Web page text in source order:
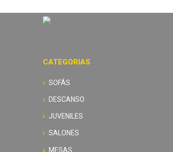
CATEGORIAS
SOFÁS
DESCANSO
JUVENILES
SALONES
MESAS